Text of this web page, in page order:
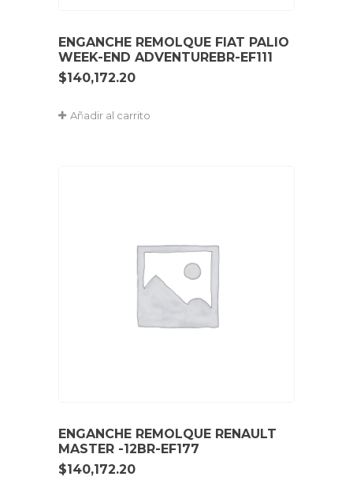
ENGANCHE REMOLQUE FIAT PALIO
WEEK-END ADVENTUREBR-EF111
$140,172.20
Añadir al carrito
ENGANCHE REMOLQUE RENAULT
MASTER -12BR-EF177
$140,172.20